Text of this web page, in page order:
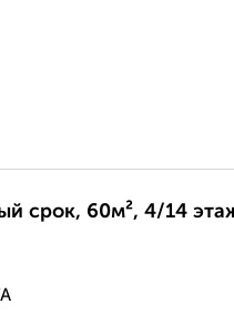
срок, 60м², 4/14